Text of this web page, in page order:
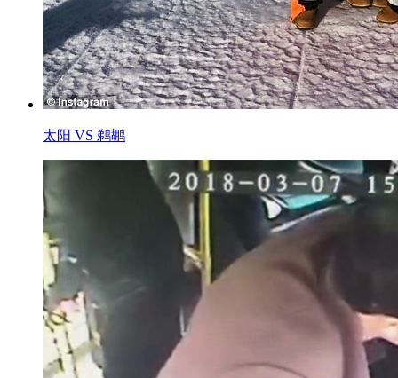
太阳 VS 鹈鹕